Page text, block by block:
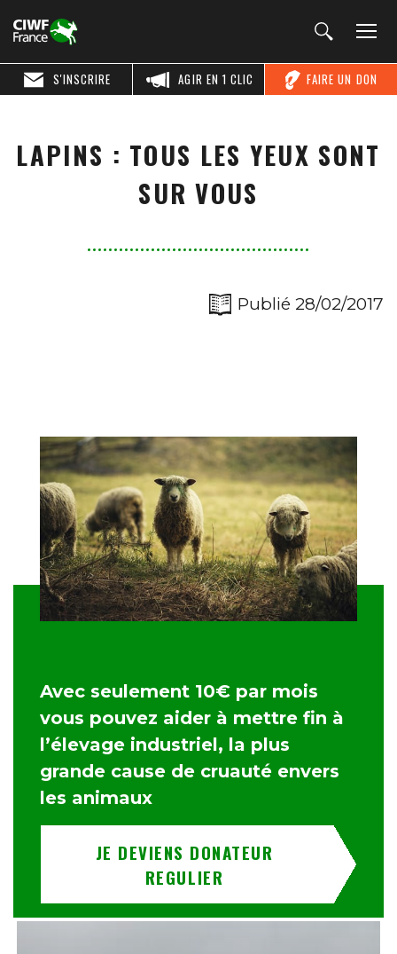
FAIRE UN DON
AGIR EN 1 CLIC
S'INSCRIRE
LAPINS : TOUS LES YEUX SONT
SUR VOUS
Publié 28/02/2017
Avec seulement 10€ par mois
vous pouvez aider à mettre fin à
l’élevage industriel, la plus
grande cause de cruauté envers
les animaux
JE DEVIENS DONATEUR
REGULIER